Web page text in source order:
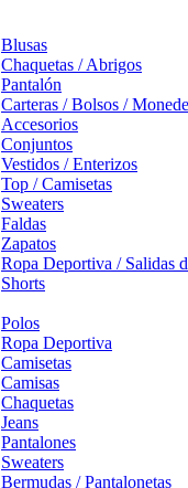
Blusas
Chaquetas / Abrigos
Pantalón
Carteras / Bolsos /
Accesorios
Conjuntos
Vestidos / Enterizos
Top / Camisetas
Sweaters
Faldas
Zapatos
Ropa Deportiva / Salidas
Shorts
Polos
Ropa Deportiva
Camisetas
Camisas
Chaquetas
Jeans
Pantalones
Sweaters
Bermudas / Pantalonetas